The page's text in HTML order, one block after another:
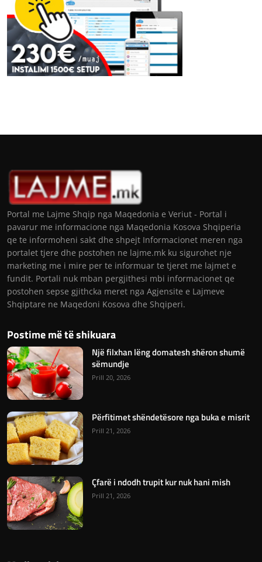
Portal me Lajme Shqip nga Maqedonia e Veriut - Portal i
pavarur me informacione nga Maqedonia Kosova Shqiperia
qe te informoheni sakt dhe shpejt Informacionet meren nga
portalet tjere dhe postohen ne lajme.mk ku sigurohet nje
marketing me i mire per te informuar te tjeret me lajmet e
fundit. Portali nuk mban pergjithesi mbi informacionet qe
postohen sepse gjithcka meret nga Agjensite e Lajmeve
Shqiptare ne Maqedoni Kosova dhe Shqiperi.
Postime më të shikuara
Një filxhan lëng domatesh shëron shumë
sëmundje
Prill 20, 2026
Përfitimet shëndetësore nga buka e misrit
Prill 21, 2026
Çfarë i ndodh trupit kur nuk hani mish
Prill 21, 2026